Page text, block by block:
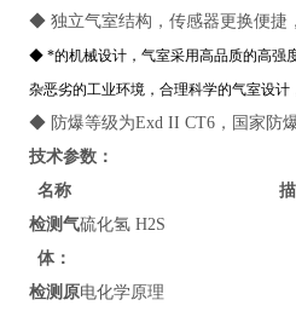
◆ 独立气室结构，传感器更换便捷
◆ *的机械设计，气室采用高品质的高强
杂恶劣的工业环境，合理科学的气室设计
◆ 防爆等级为Exd II CT6，国家防
技术参数：
名称
检测气
体：
硫化氢 H2S
检测原电化学原理